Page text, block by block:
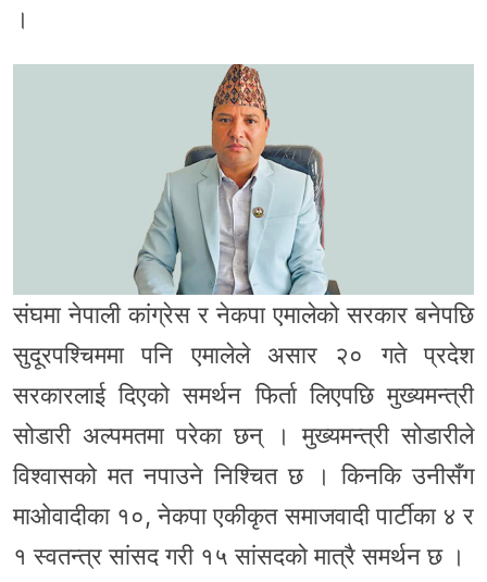
।
संघमा नेपाली कांग्रेस र नेकपा एमालेको सरकार बनेपछि
सुदूरपश्चिममा पनि एमालेले असार २० गते प्रदेश
सरकारलाई दिएको समर्थन फिर्ता लिएपछि मुख्यमन्त्री
सोडारी अल्पमतमा परेका छन् । मुख्यमन्त्री सोडारीले
विश्वासको मत नपाउने निश्चित छ । किनकि उनीसँग
माओवादीका १०, नेकपा एकीकृत समाजवादी पार्टीका ४ र
१ स्वतन्त्र सांसद गरी १५ सांसदको मात्रै समर्थन छ ।